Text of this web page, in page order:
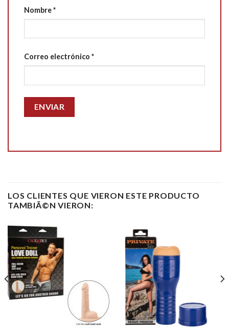
Nombre*
Correo electrónico *
LOS CLIENTES QUE VIERON ESTE PRODUCTO
TAMBIÃ©N VIERON: